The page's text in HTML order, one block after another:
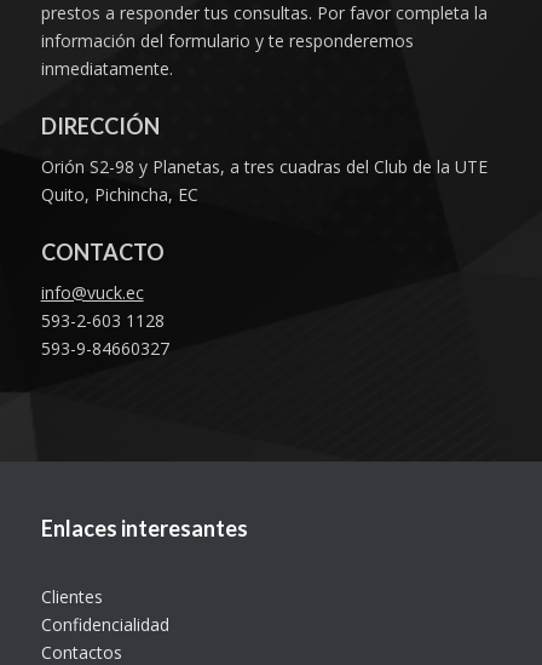
prestos a responder tus consultas. Por favor completa la
información del formulario y te responderemos
inmediatamente.
DIRECCIÓN
Orión S2-98 y Planetas, a tres cuadras del Club de la UTE
Quito, Pichincha, EC
CONTACTO
info@vuck.ec
593-2-603 1128
593-9-84660327
Enlaces interesantes
Clientes
Confidencialidad
Contactos